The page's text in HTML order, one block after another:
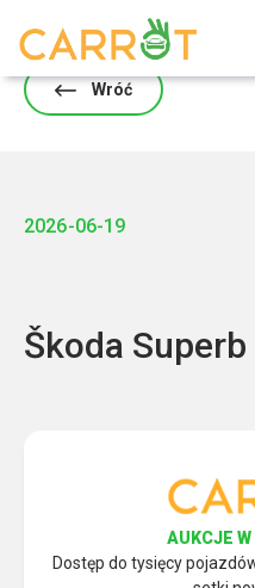
Wróć
2026-06-19
Škoda Superb
AUKCJE
Dostęp do tysięcy